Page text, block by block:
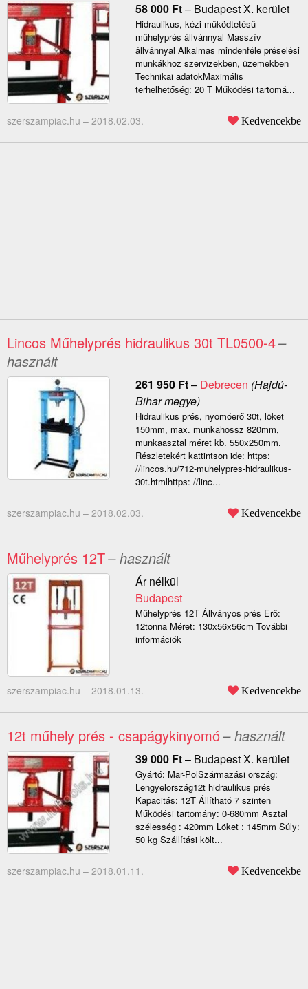
58 000 Ft– Budapest X. kerület
Hidraulikus, kézi működtetésű
műhelyprés állvánnyal Masszív
állvánnyal Alkalmas mindenféle préselési
munkákhoz szervizekben, üzemekben
Technikai adatokMaximális
terhelhetőség: 20 T Működési tartomá...
szerszampiac.hu – 2018.02.03. Kedvencekbe
Lincos Műhelyprés hidraulikus 30t TL0500-4–
használt
261 950 Ft– Debrecen (Hajdú-
Bihar megye)
Hidraulikus prés, nyomóerő 30t, löket
150mm, max. munkahossz 820mm,
munkaasztal méret kb. 550x250mm.
Részletekért kattintson ide: https:
//lincos.hu/712-muhelypres-hidraulikus-
30t.htmlhttps: //linc...
szerszampiac.hu – 2018.02.03. Kedvencekbe
Műhelyprés 12T– használt
Ár nélkül
Budapest
Műhelyprés 12T Állványos prés Erő:
12tonna Méret: 130x56x56cm További
információk
szerszampiac.hu – 2018.01.13. Kedvencekbe
12t műhely prés - csapágykinyomó– használt
39 000 Ft– Budapest X. kerület
Gyártó: Mar-PolSzármazási ország:
Lengyelország12t hidraulikus prés
Kapacitás: 12T Állítható 7 szinten
Működési tartomány: 0-680mm Asztal
szélesség : 420mm Löket : 145mm Súly:
50 kg Szállítási költ...
szerszampiac.hu – 2018.01.11. Kedvencekbe